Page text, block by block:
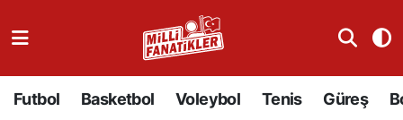
Futbol Basketbol Voleybol Tenis Güreş